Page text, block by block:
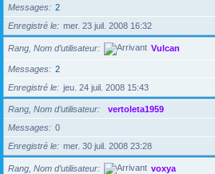
Messages
2
Enregistré le
mer. 23 juil. 2008 16:32
Rang, Nom d’utilisateur Vulcan
Messages
2
Enregistré le
jeu. 24 juil. 2008 15:43
Rang, Nom d’utilisateur
vertoleta1959
Messages
0
Enregistré le
mer. 30 juil. 2008 23:28
Rang, Nom d’utilisateur voxya